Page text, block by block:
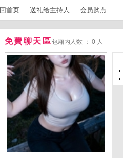
回首页 送礼给主持人 会员购点
免費聊天區包厢内人数 ： 0 人